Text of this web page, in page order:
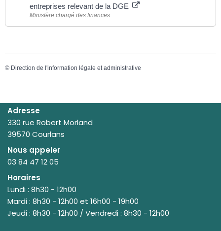
entreprises relevant de la DGE
Ministère chargé des finances
© Direction de l'information légale et administrative
Adresse
330 rue Robert Morland
39570 Courlans
Nous appeler
03 84 47 12 05
Horaires
Lundi : 8h30 - 12h00
Mardi : 8h30 - 12h00 et 16h00 - 19h00
Jeudi : 8h30 - 12h00 / Vendredi : 8h30 - 12h00